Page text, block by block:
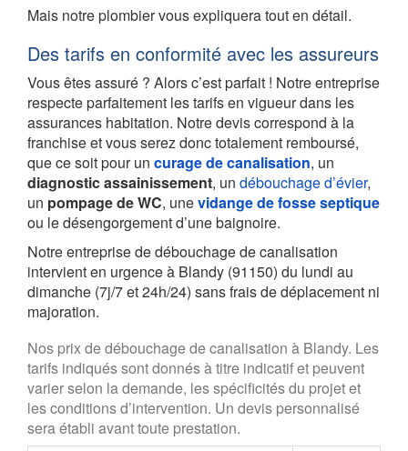
Mais notre plombier vous expliquera tout en détail.
Des tarifs en conformité avec les assureurs
Vous êtes assuré ? Alors c’est parfait ! Notre entreprise
respecte parfaitement les tarifs en vigueur dans les
assurances habitation. Notre devis correspond à la
franchise et vous serez donc totalement remboursé,
que ce soit pour un curage de canalisation, un
diagnostic assainissement, un débouchage d’évier,
un pompage de WC, unevidange de fosse septique
ou le désengorgement d’une baignoire.
Notre entreprise de débouchage de canalisation
intervient en urgence à Blandy (91150) du lundi au
dimanche (7j/7 et 24h/24) sans frais de déplacement ni
majoration.
Nos prix de débouchage de canalisation à Blandy. Les
tarifs indiqués sont donnés à titre indicatif et peuvent
varier selon la demande, les spécificités du projet et
les conditions d’intervention. Un devis personnalisé
sera établi avant toute prestation.